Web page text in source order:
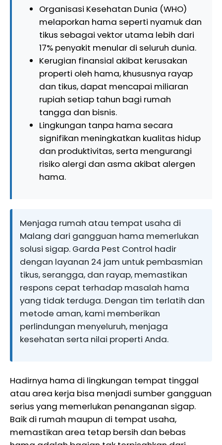
Organisasi Kesehatan Dunia (WHO)
melaporkan hama seperti nyamuk dan
tikus sebagai vektor utama lebih dari
17% penyakit menular di seluruh dunia.
Kerugian finansial akibat kerusakan
properti oleh hama, khususnya rayap
dan tikus, dapat mencapai miliaran
rupiah setiap tahun bagi rumah
tangga dan bisnis.
Lingkungan tanpa hama secara
signifikan meningkatkan kualitas hidup
dan produktivitas, serta mengurangi
risiko alergi dan asma akibat alergen
hama.
Menjaga rumah atau tempat usaha di
Malang dari gangguan hama memerlukan
solusi sigap. Garda Pest Control hadir
dengan layanan 24 jam untuk pembasmian
tikus, serangga, dan rayap, memastikan
respons cepat terhadap masalah hama
yang tidak terduga. Dengan tim terlatih dan
metode aman, kami memberikan
perlindungan menyeluruh, menjaga
kesehatan serta nilai properti Anda.
Hadirnya hama di lingkungan tempat tinggal
atau area kerja bisa menjadi sumber gangguan
serius yang memerlukan penanganan sigap.
Baik di rumah maupun di tempat usaha,
memastikan area tetap bersih dan bebas